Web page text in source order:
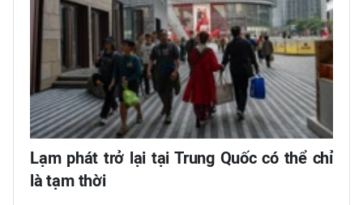
Lạm phát trở lại tại Trung Quốc có thể chỉ
là tạm thời